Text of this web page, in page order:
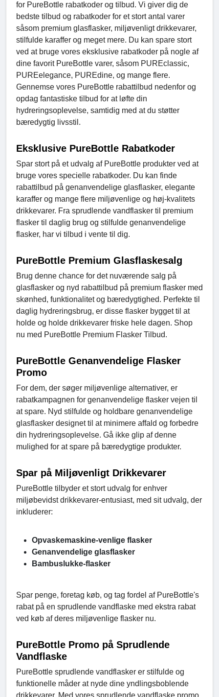
for PureBottle rabatkoder og tilbud. Vi giver dig de
bedste tilbud og rabatkoder for et stort antal varer
såsom premium glasflasker, miljøvenligt drikkevarer,
stilfulde karaffer og meget mere. Du kan spare stort
ved at bruge vores eksklusive rabatkoder på nogle af
dine favorit PureBottle varer, såsom PUREclassic,
PUREelegance, PUREdine, og mange flere.
Gennemse vores PureBottle rabattilbud nedenfor og
opdag fantastiske tilbud for at løfte din
hydreringsoplevelse, samtidig med at du støtter
bæredygtig livsstil.
Eksklusive PureBottle Rabatkoder
Spar stort på et udvalg af PureBottle produkter ved at
bruge vores specielle rabatkoder. Du kan finde
rabattilbud på genanvendelige glasflasker, elegante
karaffer og mange flere miljøvenlige og høj-kvalitets
drikkevarer. Fra sprudlende vandflasker til premium
flasker til daglig brug og stilfulde genanvendelige
flasker, har vi tilbud i vente til dig.
PureBottle Premium Glasflaskesalg
Brug denne chance for det nuværende salg på
glasflasker og nyd rabattilbud på premium flasker med
skønhed, funktionalitet og bæredygtighed. Perfekte til
daglig hydreringsbrug, er disse flasker bygget til at
holde og holde drikkevarer friske hele dagen. Shop
nu med PureBottle Premium Flasker Tilbud.
PureBottle Genanvendelige Flasker
Promo
For dem, der søger miljøvenlige alternativer, er
rabatkampagnen for genanvendelige flasker vejen til
at spare. Nyd stilfulde og holdbare genanvendelige
glasflasker designet til at minimere affald og forbedre
din hydreringsoplevelse. Gå ikke glip af denne
mulighed for at spare på bæredygtige produkter.
Spar på Miljøvenligt Drikkevarer
PureBottle tilbyder et stort udvalg for enhver
miljøbevidst drikkevarer-entusiast, med sit udvalg, der
inkluderer:
Opvaskemaskine-venlige flasker
Genanvendelige glasflasker
Bambuslukke-flasker
Spar penge, foretag køb, og tag fordel af PureBottle's
rabat på en sprudlende vandflaske med ekstra rabat
ved køb af deres miljøvenlige flasker nu.
PureBottle Promo på Sprudlende
Vandflaske
PureBottle sprudlende vandflasker er stilfulde og
funktionelle måder at nyde dine yndlingsboblende